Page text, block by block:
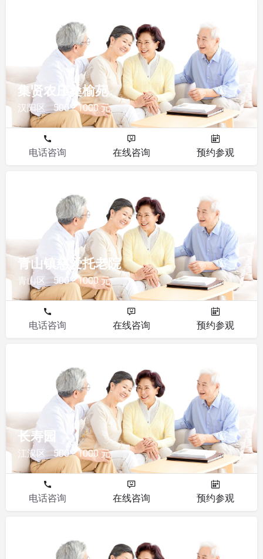
集贤农庄桑榆苑
汉阳区 500 - 1000 元
电话咨询 在线咨询 预约参观
青山镇慈爱托老院
青山区 500 - 1000 元
电话咨询 在线咨询 预约参观
长寿园
江汉区 500 - 1000 元
电话咨询 在线咨询 预约参观